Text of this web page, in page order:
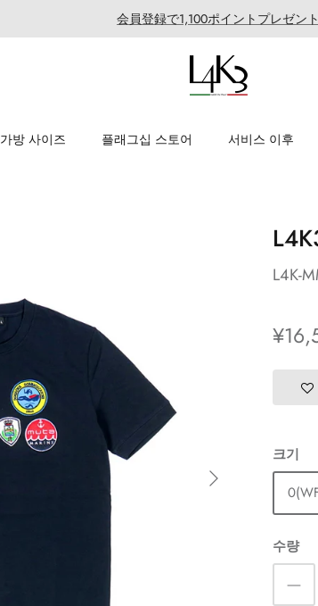
会員登録で1,100ポイントプレゼント
가방 사이즈 플래그십 스토어 서비스 이후
L4K-
크기
수량